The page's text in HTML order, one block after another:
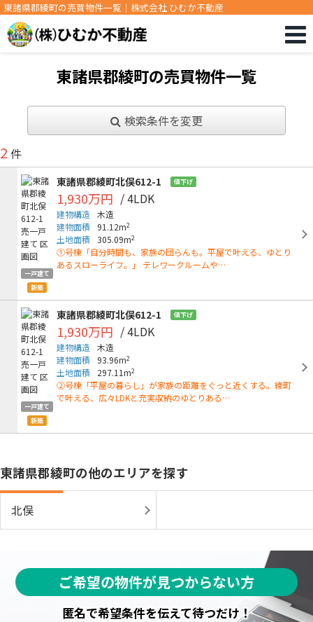
東諸県郡綾町の売買物件一覧｜株式会社 ひむか不動産
東諸県郡綾町の売買物件一覧
検索条件を変更
2 件
一戸建て
新築
東諸県郡綾町北俣612-1 値下げ
1,930万円 / 4LDK
建物構造 木造
建物面積
91.12m2
土地面積 305.09m2
①号棟「自分時間も、家族の団らんも。平屋で叶える、ゆとり
あるスローライフ。」 テレワークルームや…
一戸建て
新築
東諸県郡綾町北俣612-1 値下げ
1,930万円 / 4LDK
建物構造 木造
建物面積
93.96m2
土地面積 297.11m2
②号棟「平屋の暮らし」が家族の距離をぐっと近くする。綾町
で叶える、広々LDKと充実収納のゆとりある…
東諸県郡綾町の他のエリアを探す
北俣
ご希望の物件が見つからない方
匿名で希望条件を伝えて待つだけ！